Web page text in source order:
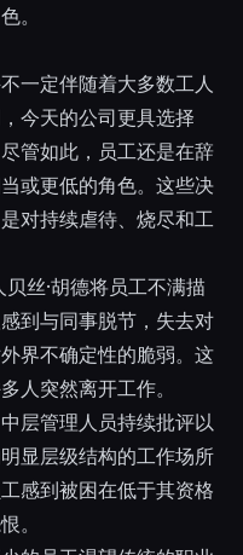
。
一定伴随着大多数工人
今天的公司更具选择
管如此，员工还是在辞
或更低的角色。这些决
对持续虐待、烧尽和工
丝·胡德将员工不满描
到与同事脱节，失去对
界不确定性的脆弱。这
人突然离开工作。
层管理人员持续批评以
显层级结构的工作场所
感到被困在低于其资格
。